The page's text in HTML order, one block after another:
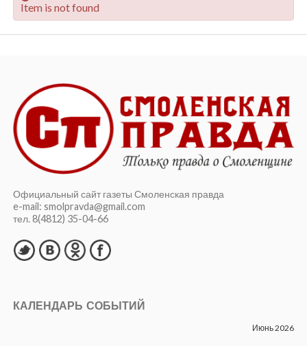
Item is not found
Официальный сайт газеты Смоленская правда
e-mail: smolpravda@gmail.com
тел. 8(4812) 35-04-66
КАЛЕНДАРЬ СОБЫТИЙ
Июнь 2026